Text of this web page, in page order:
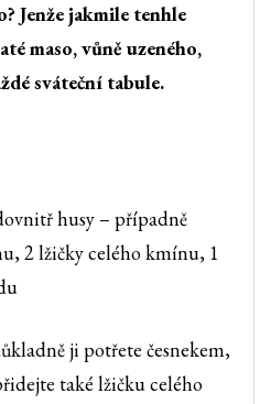
Jenže jakmile tenhle
maso, vůně uzeného,
sváteční tabule.
husy – případně
2 lžičky celého kmínu, 1
ji potřete česnekem,
také lžičku celého